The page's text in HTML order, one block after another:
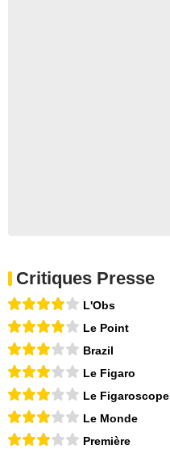
Critiques Presse
L'Obs
Le Point
Brazil
Le Figaro
Le Figaroscope
Le Monde
Première